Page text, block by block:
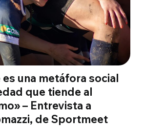
una metáfora social
que tiende al
– Entrevista a
de Sportmeet